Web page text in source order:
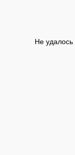
Не удалось